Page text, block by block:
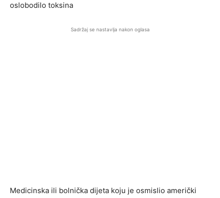
oslobodilo toksina
Sadržaj se nastavlja nakon oglasa
Medicinska ili bolnička dijeta koju je osmislio američki